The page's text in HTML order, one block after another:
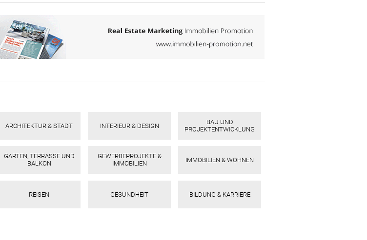
ARCHITEKTUR & STADT INTERIEUR & DESIGN
BAU UND
PROJEKTENTWICKLUNG
GARTEN, TERRASSE UND
BALKON
GEWERBEPROJEKTE &
IMMOBILIEN
IMMOBILIEN & WOHNEN
REISEN GESUNDHEIT BILDUNG & KARRIERE